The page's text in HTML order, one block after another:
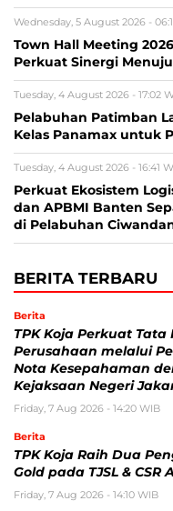
Wednesday, 5 August 2026 -
Town Hall Meeting
Perkuat Sinergi
Tuesday, 4 August 2026 - 17:02
Pelabuhan Patimban
Kelas Panamax untuk
Tuesday, 4 August 2026 - 16:41
Perkuat Ekosistem
dan APBMI Banten
di Pelabuhan
BERITA TERBARU
Berita
TPK Koja Perkuat Tata
Perusahaan melalui
Nota Kesepahaman
Kejaksaan Negeri
Friday, 7 Aug 2026 - 14:20 WIB
Berita
TPK Koja Raih Dua
Gold pada TJSL & CSR
Friday, 7 Aug 2026 - 14:10 WIB